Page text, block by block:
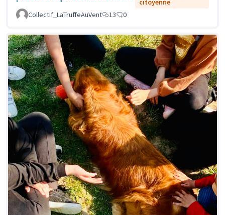
citoyenne
Collectif_LaTruffeAuVent
13 0